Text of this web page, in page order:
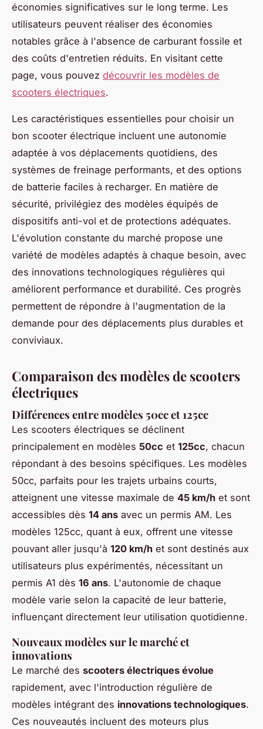
économies significatives sur le long terme. Les
utilisateurs peuvent réaliser des économies
notables grâce à l'absence de carburant fossile et
des coûts d'entretien réduits. En visitant cette
page, vous pouvez découvrir les modèles de
scooters électriques.
Les caractéristiques essentielles pour choisir un
bon scooter électrique incluent une autonomie
adaptée à vos déplacements quotidiens, des
systèmes de freinage performants, et des options
de batterie faciles à recharger. En matière de
sécurité, privilégiez des modèles équipés de
dispositifs anti-vol et de protections adéquates.
L'évolution constante du marché propose une
variété de modèles adaptés à chaque besoin, avec
des innovations technologiques régulières qui
améliorent performance et durabilité. Ces progrès
permettent de répondre à l'augmentation de la
demande pour des déplacements plus durables et
conviviaux.
Comparaison des modèles de scooters
électriques
Différences entre modèles 50cc et 125cc
Les scooters électriques se déclinent
principalement en modèles 50cc et 125cc, chacun
répondant à des besoins spécifiques. Les modèles
50cc, parfaits pour les trajets urbains courts,
atteignent une vitesse maximale de 45 km/h et sont
accessibles dès 14 ans avec un permis AM. Les
modèles 125cc, quant à eux, offrent une vitesse
pouvant aller jusqu'à 120 km/h et sont destinés aux
utilisateurs plus expérimentés, nécessitant un
permis A1 dès 16 ans. L'autonomie de chaque
modèle varie selon la capacité de leur batterie,
influençant directement leur utilisation quotidienne.
Nouveaux modèles sur le marché et
innovations
Le marché des scooters électriques évolue
rapidement, avec l'introduction régulière de
modèles intégrant des innovations technologiques.
Ces nouveautés incluent des moteurs plus